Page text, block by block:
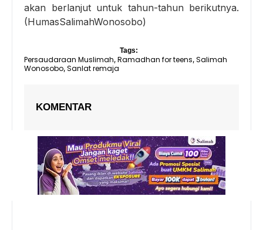
akan berlanjut untuk tahun-tahun berikutnya.
(HumasSalimahWonosobo)
Tags:
Persaudaraan Muslimah, Ramadhan for teens, Salimah
Wonosobo, Sanlat remaja
KOMENTAR